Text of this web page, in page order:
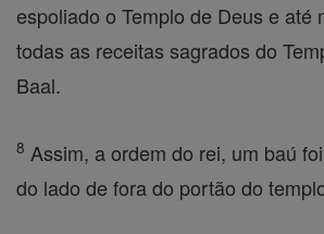
espoliado o Templo de Deus e até
todas as receitas sagrados do
Baal.
8 Assim, a ordem do rei, um baú
do lado de fora do portão do